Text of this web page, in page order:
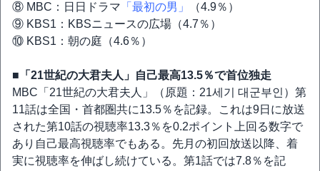
⑧ MBC：日日ドラマ 「最初の男」
（4.9％）
⑨ KBS1：KBSニュースの広場（4.7％）
⑩ KBS1：朝の庭（4.6％）
■「21世紀の大君夫人」自己最高13.5％で首位独走
MBC「21世紀の大君夫人」（原題：21세기 대군부인）第
11話は全国・首都圏共に13.5％を記録。これは9日に放送
された第10話の視聴率13.3％を0.2ポイント上回る数字で
あり自己最高視聴率でもある。先月の初回放送以降、着
実に視聴率を伸ばし続けている。第1話では7.8％を記